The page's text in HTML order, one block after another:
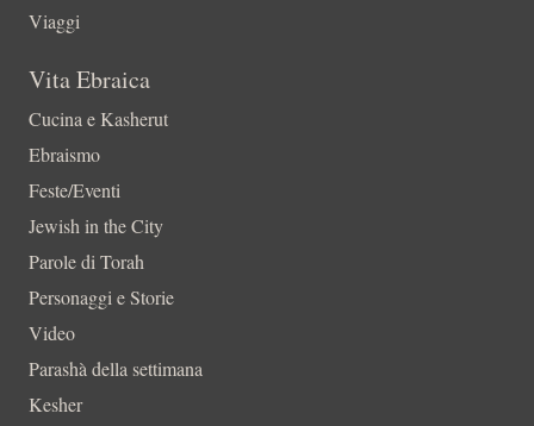
Viaggi
Vita Ebraica
Cucina e Kasherut
Ebraismo
Feste/Eventi
Jewish in the City
Parole di Torah
Personaggi e Storie
Video
Parashà della settimana
Kesher